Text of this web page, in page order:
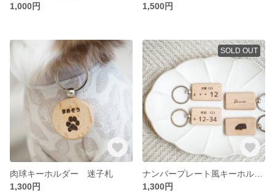
1,000円
1,500円
肉球キーホルダー 迷子札
1,300円
SOLD OUT
1,300円